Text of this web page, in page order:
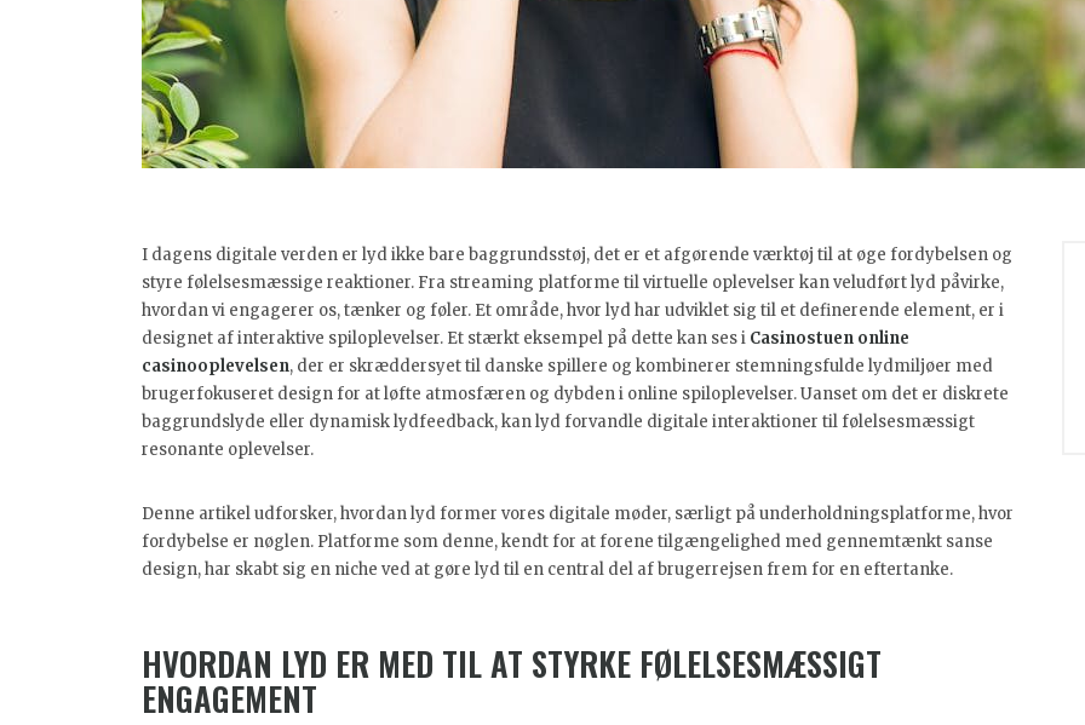
I dagens digitale verden er lyd ikke bare baggrundsstøj, det er et afgørende værktøj til at øge fordybelsen og
styre følelsesmæssige reaktioner. Fra streaming platforme til virtuelle oplevelser kan veludført lyd påvirke,
hvordan vi engagerer os, tænker og føler. Et område, hvor lyd har udviklet sig til et definerende element, er i
designet af interaktive spiloplevelser. Et stærkt eksempel på dette kan ses i Casinostuen online
casinooplevelsen, der er skræddersyet til danske spillere og kombinerer stemningsfulde lydmiljøer med
brugerfokuseret design for at løfte atmosfæren og dybden i online spiloplevelser. Uanset om det er diskrete
baggrundslyde eller dynamisk lydfeedback, kan lyd forvandle digitale interaktioner til følelsesmæssigt
resonante oplevelser.
Denne artikel udforsker, hvordan lyd former vores digitale møder, særligt på underholdningsplatforme, hvor
fordybelse er nøglen. Platforme som denne, kendt for at forene tilgængelighed med gennemtænkt sanse
design, har skabt sig en niche ved at gøre lyd til en central del af brugerrejsen frem for en eftertanke.
HVORDAN LYD ER MED TIL AT STYRKE FØLELSESMÆSSIGT
ENGAGEMENT